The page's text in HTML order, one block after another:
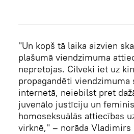
"Un kopš tā laika aizvien
plašumā viendzimuma
nepretojas. Cilvēki iet uz
propagandēti viendzimuma
internetā, neiebilst pret
juvenālo justīciju un
homoseksuālās attiecības
virknē," – norāda Vladimirs